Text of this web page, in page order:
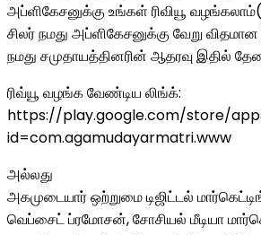
அப்ளிகேசனுக்கு உங்கள் ரிவியூ வழங்கலாம்(
சிலர் நமது அப்ளிகேசனுக்கு வேறு
நமது சமுதாயத்தினரின் ஆதரவு இதில்
ரிவ்யூ வழங்க வேண்டிய லிங்க்:
https://play.google.com/store/
id=com.agamudayarmatri.www
அல்லது
அகமுடையார் ஒற்றுமை டிஜிட்டல்
வெப்சைட் ப்ரமோசன், சோசியல் மீடியா